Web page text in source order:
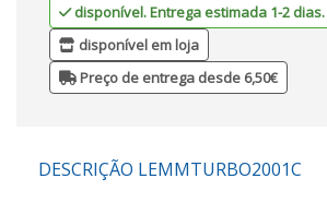
disponível. Entrega estimada 1-2 dias.
disponível em loja
Preço de entrega desde 6,50€
DESCRIÇÃO LEMMTURBO2001C